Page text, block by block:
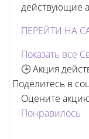
действующие
ПЕРЕЙТИ НА
Показать все
🕒 Акция
Поделитесь в
Оцените
Понравилось